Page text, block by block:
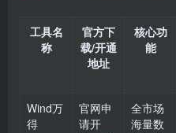
工具名
称
官方下
载/开通
地址
核心功
能
Wind万
得
官网申
请开
全市场
海量数